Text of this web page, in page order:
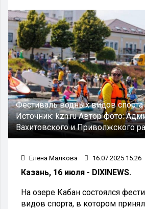
Фестиваль водных видов спорта
Источник:kzn.ruАвтор фото:
Вахитовского и Приволжского
Елена Малкова 16.07.2025 15:26
Казань, 16 июля - DIXINEWS.
На озере Кабан состоялся
видов спорта, в котором